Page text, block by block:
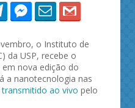
o Instituto de
da USP, recebe o
nova edição do
a nanotecnologia nas
transmitido ao vivo pelo